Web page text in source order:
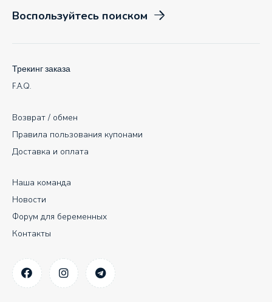
Воспользуйтесь поиском
Наша команда
Новости
Форум для беременных
Контакты
Возврат / обмен
Правила пользования купонами
Доставка и оплата
Трекинг заказа
F.A.Q.